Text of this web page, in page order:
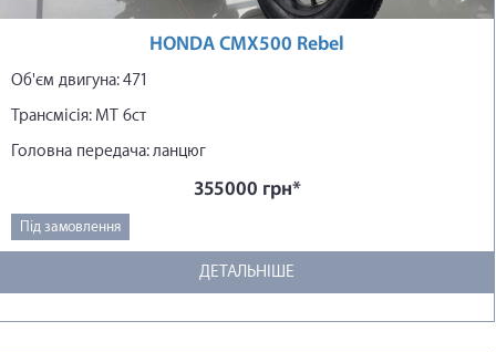
HONDA CMX500 Rebel
Об'єм двигуна: 471
Трансмісія: МТ 6ст
Головна передача: ланцюг
355000 грн*
Під замовлення
ДЕТАЛЬНІШЕ